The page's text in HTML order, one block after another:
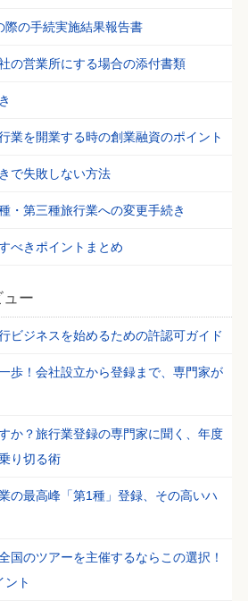
の手続実施結果報告書
の営業所にする場合の添付書類
業を開業する時の創業融資のポイント
で失敗しない方法
・第三種旅行業への変更手続き
べきポイントまとめ
ー
ビジネスを始めるための許認可ガイド
歩！会社設立から登録まで、専門家が
か？旅行業登録の専門家に聞く、年度
り切る術
の最高峰「第1種」登録、その高いハ
国のツアーを主催するならこの選択！
ント